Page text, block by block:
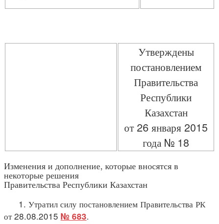
Утверждены
постановлением
Правительства
Республики
Казахстан
от 26 января 2015
года № 18
Изменения и дополнение, которые вносятся в
некоторые решения
Правительства Республики Казахстан
1. Утратил силу постановлением Правительства РК
от 28.08.2015 № 683.